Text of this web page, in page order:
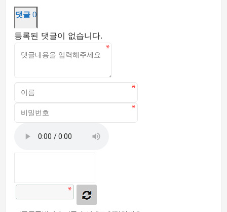
댓글 0
등록된 댓글이 없습니다.